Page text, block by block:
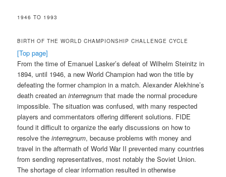
1946 TO 1993
BIRTH OF THE WORLD CHAMPIONSHIP CHALLENGE CYCLE
[Top page]
From the time of Emanuel Lasker’s defeat of Wilhelm Steinitz in
1894, until 1946, a new World Champion had won the title by
defeating the former champion in a match. Alexander Alekhine’s
death created aninterregnum that made the normal procedure
impossible. The situation was confused, with many respected
players and commentators offering different solutions. FIDE
found it difficult to organize the early discussions on how to
resolve theinterregnum, because problems with money and
travel in the aftermath of World War II prevented many countries
from sending representatives, most notably the Soviet Union.
The shortage of clear information resulted in otherwise